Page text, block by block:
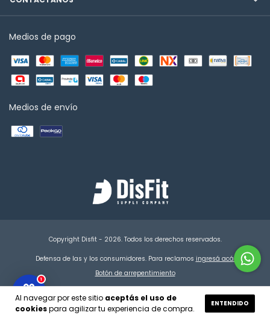
Al navegar por este sitio aceptás el uso de
cookiespara agilizar tu experiencia de compra.
ENTENDIDO
Medios de pago
Medios de envío
Copyright Disfit - 2026. Todos los derechos reservados.
Defensa de las y los consumidores. Para reclamos ingresá acá.
Botón de arrepentimiento
1